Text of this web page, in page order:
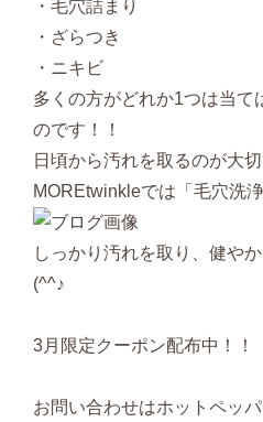
・毛穴詰まり
・ざらつき
・ニキビ
多くの方がどれか1つは当て
のです！！
日頃から汚れを取るのが大切
MOREtwinkleでは「毛穴洗
しっかり汚れを取り、健や
(^^♪
3月限定クーポン配布中！！
お問い合わせはホットペッ